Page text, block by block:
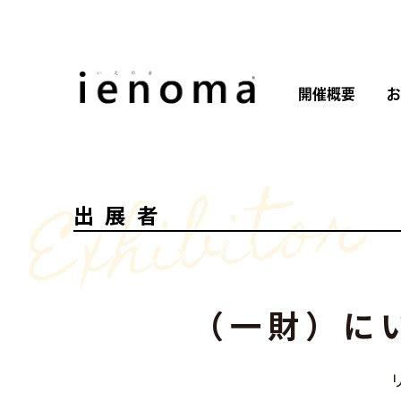
開催概要
出展者
Exhibitor
（一財）